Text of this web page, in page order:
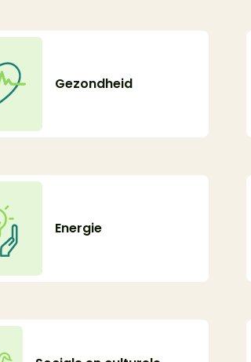
Gezondheid
Energie